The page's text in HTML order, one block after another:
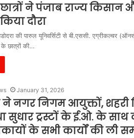
ने पंजाब राज्य
दौरा
की पारुल यूनिवर्सिटी से बी.एससी. एग्रीकल्चर
छात्रों की…
January 31, 2026
ने नगर निगम आयुक्तों,
सुधार ट्रस्टों के ई.ओ. के
के सभी कार्यों की ली